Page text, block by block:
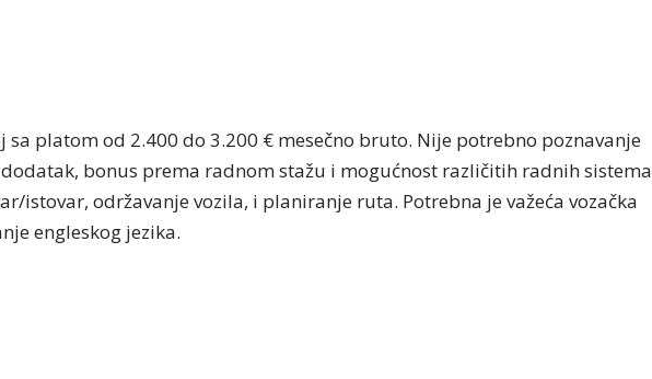
sa platom od 2.400 do 3.200 € mesečno bruto. Nije potrebno poznavanje
bonus prema radnom stažu i mogućnost različitih radnih sistema
istovar, održavanje vozila, i planiranje ruta. Potrebna je važeća vozačka
engleskog jezika.